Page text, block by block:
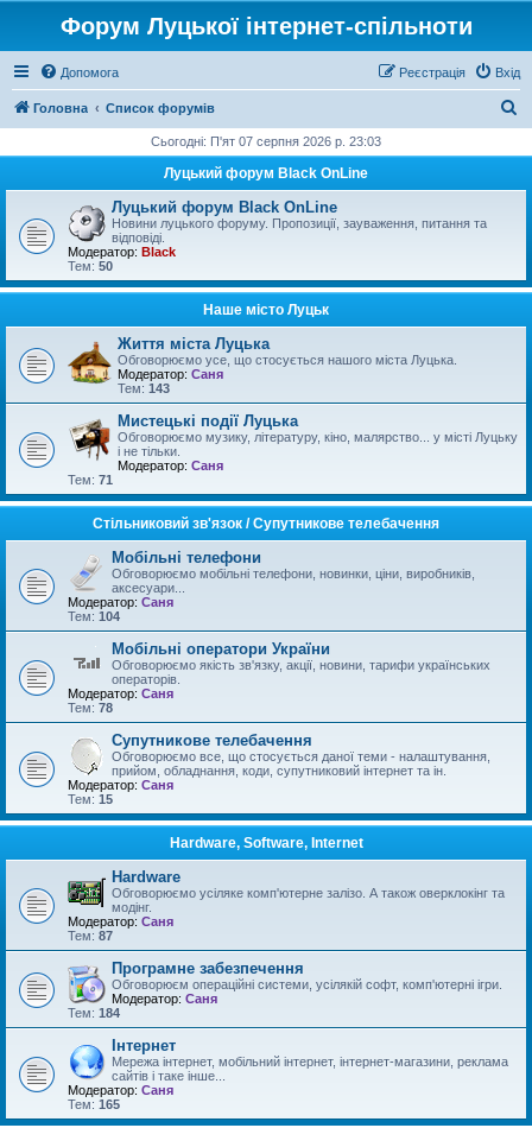
Форум Луцької інтернет-спільноти
Допомога Вхід
Реєстрація
Головна Список форумів
у
Сьогодні: П'ят 07 серпня 2026 р. 23:03
Луцький форум Black OnLine
Луцький форум Black OnLine
Новини луцького форуму. Пропозиції, зауваження, питання та
відповіді.
Модератор: Black
Тем: 50
Наше місто Луцьк
Життя міста Луцька
Обговорюємо усе, що стосується нашого міста Луцька.
Модератор: Саня
Тем: 143
Мистецькі події Луцька
Обговорюємо музику, літературу, кіно, малярство... у місті Луцьку
і не тільки.
Модератор: Саня
Тем: 71
Стільниковий зв'язок / Супутникове телебачення
Мобільні телефони
Обговорюємо мобільні телефони, новинки, ціни, виробників,
аксесуари...
Модератор: Саня
Тем: 104
Мобільні оператори України
Обговорюємо якість зв'язку, акції, новини, тарифи українських
операторів.
Модератор: Саня
Тем: 78
Супутникове телебачення
Обговорюємо все, що стосується даної теми - налаштування,
прийом, обладнання, коди, супутниковий інтернет та ін.
Модератор: Саня
Тем: 15
Hardware, Software, Internet
Hardware
Обговорюємо усіляке комп'ютерне залізо. А також оверклокінг та
модінг.
Модератор: Саня
Тем: 87
Програмне забезпечення
Обговорюєм операційні системи, усілякій софт, комп'ютерні ігри.
Модератор: Саня
Тем: 184
Інтернет
Мережа інтернет, мобільний інтернет, інтернет-магазини, реклама
сайтів і таке інше...
Модератор: Саня
Тем: 165